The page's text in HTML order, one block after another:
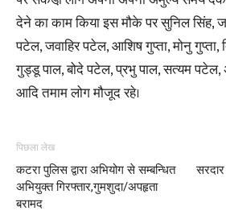
देने का काम किया इस मौके पर सुनिल सिंह,
पटेल, जवाहिर पटेल, आशिष गुप्ता, मोनु
गुड्डू पाल, बोदे पटेल, प्रभु पाल, सत्यम
आदि तमाम लोग मौजूद रहे।
पिछला लेख
कटरा पुलिस द्वारा अभियोग से सम्बन्धित
अभियुक्त गिरफ्तार,गुमशुदा/अपहृता
बरामद